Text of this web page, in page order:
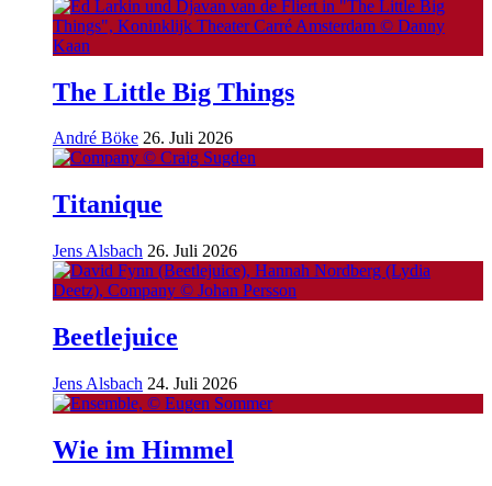
The Little Big Things
André Böke 26. Juli 2026
Titanique
Jens Alsbach 26. Juli 2026
Beetlejuice
Jens Alsbach 24. Juli 2026
Wie im Himmel